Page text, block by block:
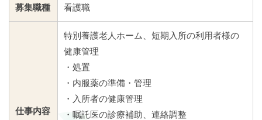
募集職種 看護職
仕事内容
特別養護老人ホーム、短期入所の利用者様の
健康管理
・処置
・内服薬の準備・管理
・入所者の健康管理
・嘱託医の診療補助、連絡調整